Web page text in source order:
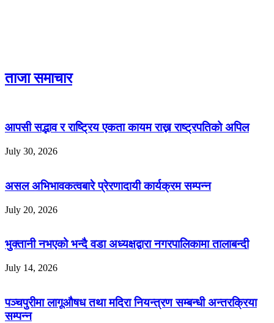
ताजा समाचार
आपसी सद्भाव र राष्ट्रिय एकता कायम राख्न राष्ट्रपतिको अपिल
July 30, 2026
असल अभिभावकत्वबारे प्रेरणादायी कार्यक्रम सम्पन्न
July 20, 2026
भुक्तानी नभएको भन्दै वडा अध्यक्षद्वारा नगरपालिकामा तालाबन्दी
July 14, 2026
पञ्चपुरीमा लागूऔषध तथा मदिरा नियन्त्रण सम्बन्धी अन्तरक्रिया
सम्पन्न